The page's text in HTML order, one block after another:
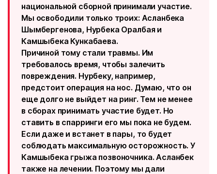
национальной сборной принимали участие.
Мы освободили только троих: Асланбека
Шымбергенова, Нурбека Оралбая и
Камшыбека Кункабаева.
Причиной тому стали травмы. Им
требовалось время, чтобы залечить
повреждения. Нурбеку, например,
предстоит операция на нос. Думаю, что он
еще долго не выйдет на ринг. Тем не менее
в сборах принимать участие будет. Но
ставить в спарринги его мы пока не будем.
Если даже и встанет в пары, то будет
соблюдать максимальную осторожность. У
Камшыбека грыжа позвоночника. Асланбек
также на лечении. Поэтому мы дали